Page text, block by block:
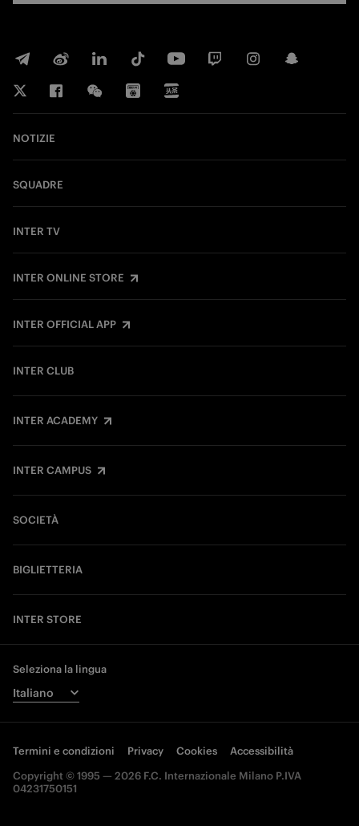
NOTIZIE
SQUADRE
INTER TV
INTER ONLINE STORE
INTER OFFICIAL APP
INTER CLUB
INTER ACADEMY
INTER CAMPUS
SOCIETÀ
BIGLIETTERIA
INTER STORE
Seleziona la lingua
Termini e condizioni Privacy Cookies
Accessibilità
Copyright © 1995 — 2026 F.C. Internazionale Milano P.IVA
04231750151